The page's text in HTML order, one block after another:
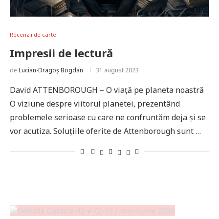
Recenzii de carte
Impresii de lectură
de Lucian-Dragoș Bogdan 31 august 2023
David ATTENBOROUGH – O viață pe planeta noastră
O viziune despre viitorul planetei, prezentând
problemele serioase cu care ne confruntăm deja și se
vor acutiza. Soluțiile oferite de Attenborough sunt …